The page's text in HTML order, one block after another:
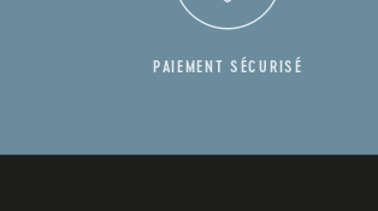
PAIEMENT SÉCURISÉ